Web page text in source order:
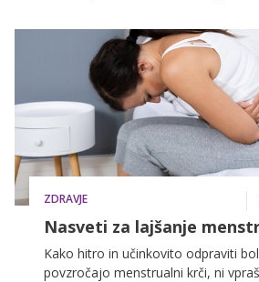
preprostih nasvetov, s pomočjo
ustnice spet sijoče in mehke (tudi v
ZDRAVJE
Nasveti za lajšanje
Kako hitro in učinkovito odpraviti
povzročajo menstrualni krči, ni